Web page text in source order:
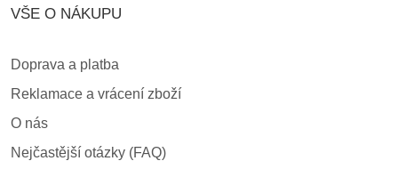
VŠE O NÁKUPU
Doprava a platba
Reklamace a vrácení zboží
O nás
Nejčastější otázky (FAQ)